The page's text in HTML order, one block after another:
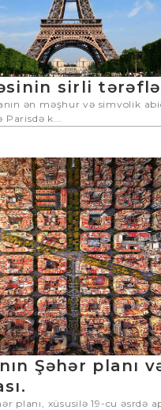
sirli
ən məşhur və simvolik
k...
Şəhər planı
planı, xüsusilə 19-cu əsrdə